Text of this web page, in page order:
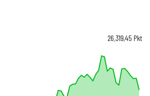
26.319,45 Pkt